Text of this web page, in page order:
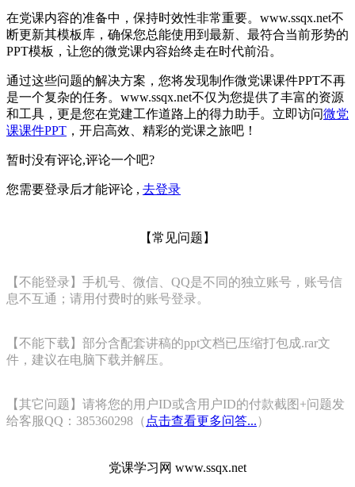
在党课内容的准备中，保持时效性非常重要。www.ssqx.net不
断更新其模板库，确保您总能使用到最新、最符合当前形势的
PPT模板，让您的微党课内容始终走在时代前沿。
通过这些问题的解决方案，您将发现制作微党课课件PPT不再
是一个复杂的任务。www.ssqx.net不仅为您提供了丰富的资源
和工具，更是您在党建工作道路上的得力助手。立即访问微党
课课件PPT ，开启高效、精彩的党课之旅吧！
暂时没有评论,评论一个吧?
您需要登录后才能评论 , 去登录
【常见问题】
【不能登录】手机号、微信、QQ是不同的独立账号，账号信
息不互通；请用付费时的账号登录。
【不能下载】部分含配套讲稿的ppt文档已压缩打包成.rar文
件，建议在电脑下载并解压。
【其它问题】请将您的用户ID或含用户ID的付款截图+问题发
给客服QQ：385360298（ 点击查看更多问答...）
党课学习网 www.ssqx.net